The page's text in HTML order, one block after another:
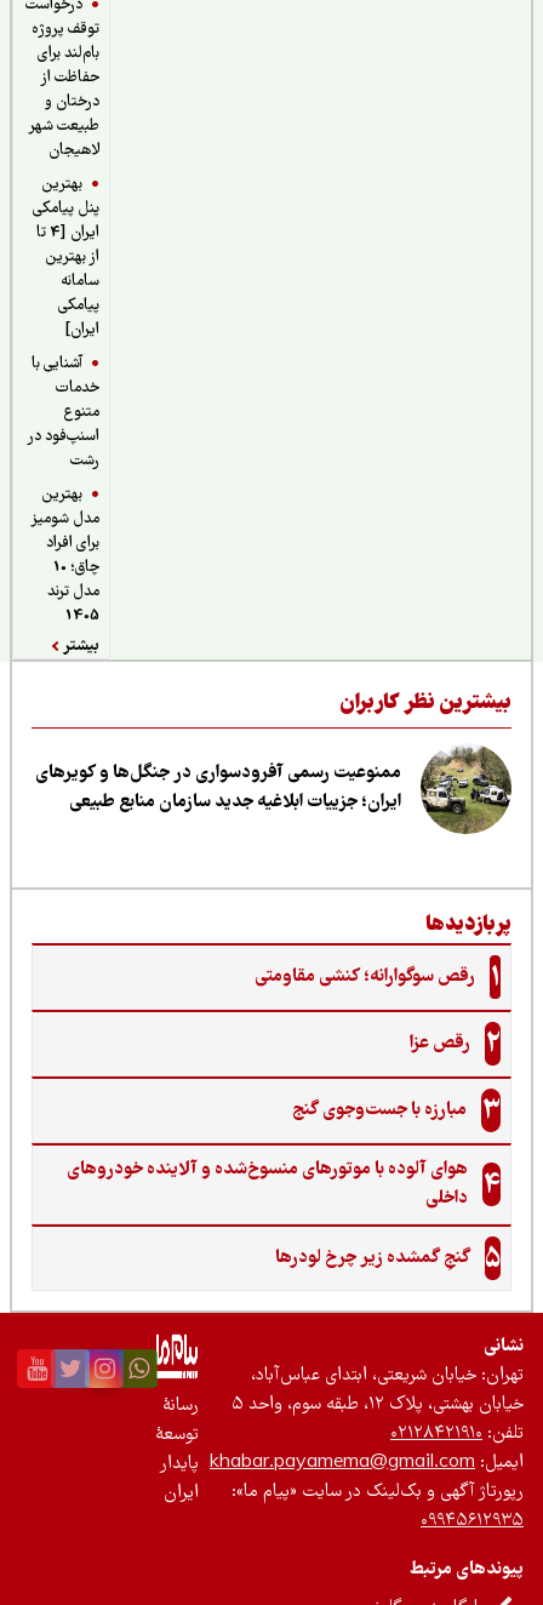
درخواست
توقف پروژه
بام‌لند برای
حفاظت از
درختان و
طبیعت شهر
لاهیجان
بهترین
پنل پیامکی
ایران [4 تا
از بهترین
سامانه
پیامکی
آشنایی با
خدمات
اسنپ‌فود در
بهترین
مدل شومیز
برای افراد
چاق؛ 10
مدل ترند
نظر کاربران
ممنوعیت رسمی آفرودسواری در جنگل‌ها و کویرهای
ایران؛ جزییات ابلاغیه جدید سازمان منابع طبیعی
رقص سوگوارانه؛ کنشی مقاومتی
رقص عزا
مبارزه با جست‌وجوی گنج‌
هوای آلوده با موتورهای منسوخ‌شده و آلاینده خودروهای
داخلی
گنجِ گمشده زیر چرخ لودرها
خیابان شریعتی، ابتدای عباس‌آباد،
بهشتی، پلاک ۱۲، طبقه سوم، واحد ۵
۰۲۱۲۸۴۲۱۹۱۰
khabar.payamema@gmail.com
آگهی و بک‌لینک در سایت «پیام ما»:
مرتبط
رسانۀ
توسعۀ
پایدار
ایران